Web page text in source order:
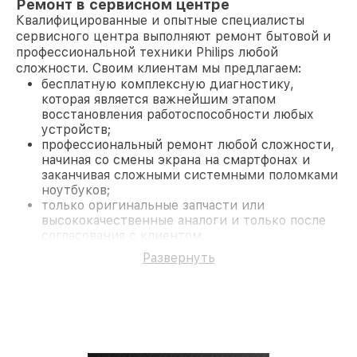
Ремонт в сервисном центре
Квалифицированные и опытные специалисты
сервисного центра выполняют ремонт бытовой и
профессиональной техники Philips любой
сложности. Своим клиентам мы предлагаем:
бесплатную комплексную диагностику,
которая является важнейшим этапом
восстановления работоспособности любых
устройств;
профессиональный ремонт любой сложности,
начиная со смены экрана на смартфонах и
заканчивая сложными системными поломками
ноутбуков;
только оригинальные запчасти или
высококачественные аналоги и только после
согласования с клиентом.
На все работы и замененные комплектующие
предоставляется длительная гарантия. В случае
Развернуть